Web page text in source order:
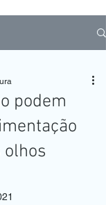
podem